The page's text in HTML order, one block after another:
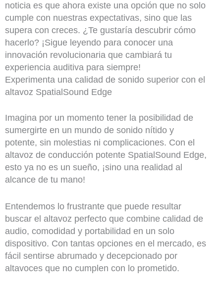
noticia es que ahora existe una opción que no solo
cumple con nuestras expectativas, sino que las
supera con creces. ¿Te gustaría descubrir cómo
hacerlo? ¡Sigue leyendo para conocer una
innovación revolucionaria que cambiará tu
experiencia auditiva para siempre!
Experimenta una calidad de sonido superior con el
altavoz SpatialSound Edge
Imagina por un momento tener la posibilidad de
sumergirte en un mundo de sonido nítido y
potente, sin molestias ni complicaciones. Con el
altavoz de conducción potente SpatialSound Edge,
esto ya no es un sueño, ¡sino una realidad al
alcance de tu mano!
Entendemos lo frustrante que puede resultar
buscar el altavoz perfecto que combine calidad de
audio, comodidad y portabilidad en un solo
dispositivo. Con tantas opciones en el mercado, es
fácil sentirse abrumado y decepcionado por
altavoces que no cumplen con lo prometido.